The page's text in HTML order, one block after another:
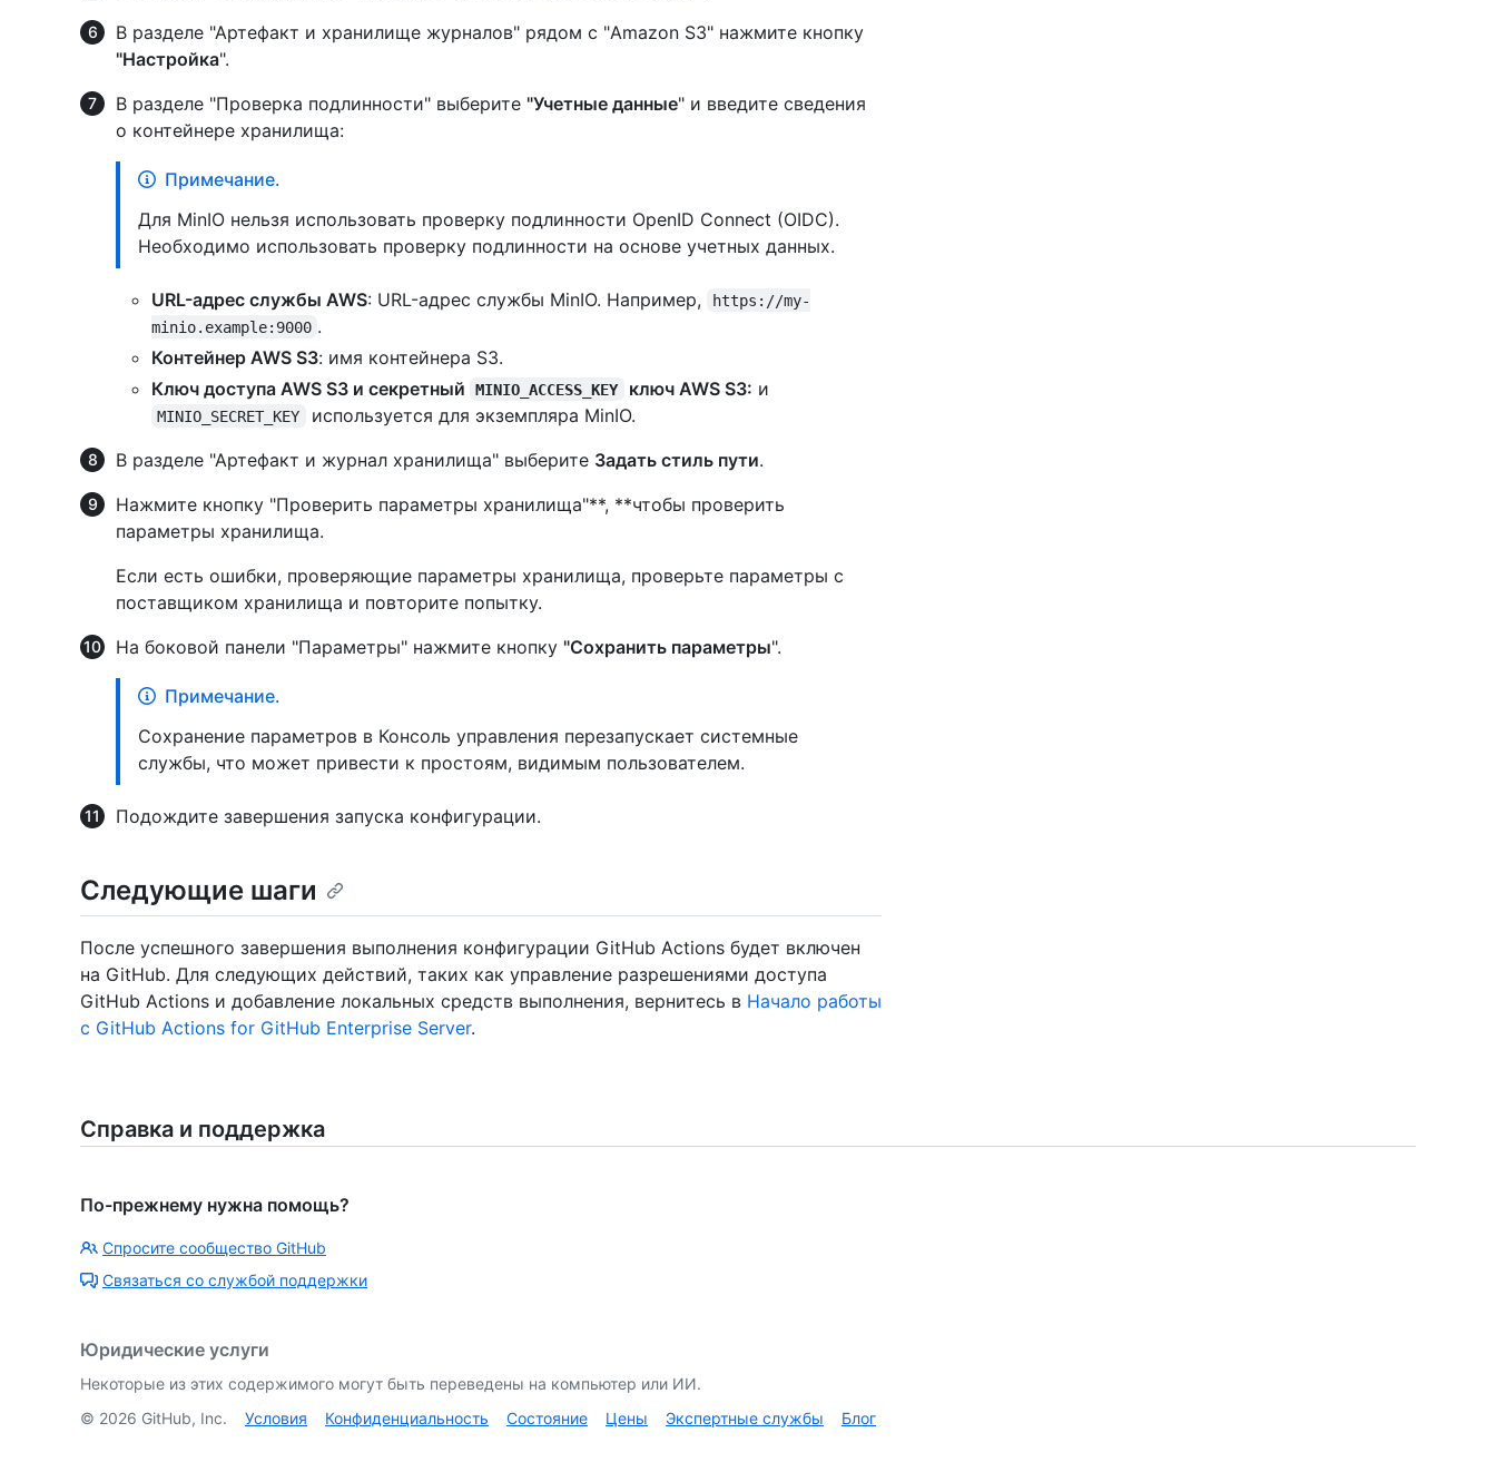
В разделе "Артефакт и хранилище журналов" рядом с "Amazon S3" нажмите кнопку
"Настройка".
В разделе "Проверка подлинности" выберите "Учетные данные" и введите сведения
о контейнере хранилища:
Примечание.
Для MinIO нельзя использовать проверку подлинности OpenID Connect (OIDC).
Необходимо использовать проверку подлинности на основе учетных данных.
URL-адрес службы AWS: URL-адрес службы MinIO. Например,
https://my-
minio.example:9000 .
Контейнер AWS S3: имя контейнера S3.
Ключ доступа AWS S3 и секретный
MINIO_ACCESS_KEY ключ AWS S3: и
MINIO_SECRET_KEY
используется для экземпляра MinIO.
В разделе "Артефакт и журнал хранилища" выберите Задать стиль пути.
Нажмите кнопку "Проверить параметры хранилища"**, **чтобы проверить
параметры хранилища.
Если есть ошибки, проверяющие параметры хранилища, проверьте параметры с
поставщиком хранилища и повторите попытку.
На боковой панели "Параметры" нажмите кнопку "Сохранить параметры".
Примечание.
Сохранение параметров в Консоль управления перезапускает системные
службы, что может привести к простоям, видимым пользователем.
Подождите завершения запуска конфигурации.
Следующие шаги
После успешного завершения выполнения конфигурации GitHub Actions будет включен
на GitHub. Для следующих действий, таких как управление разрешениями доступа
GitHub Actions и добавление локальных средств выполнения, вернитесь в Начало работы
с GitHub Actions for GitHub Enterprise Server.
Справка и поддержка
По-прежнему нужна помощь?
Спросите сообщество GitHub
Связаться со службой поддержки
Юридические услуги
Некоторые из этих содержимого могут быть переведены на компьютер или ИИ.
© 2026 GitHub, Inc. Условия Конфиденциальность Состояние Цены Экспертные службы Блог